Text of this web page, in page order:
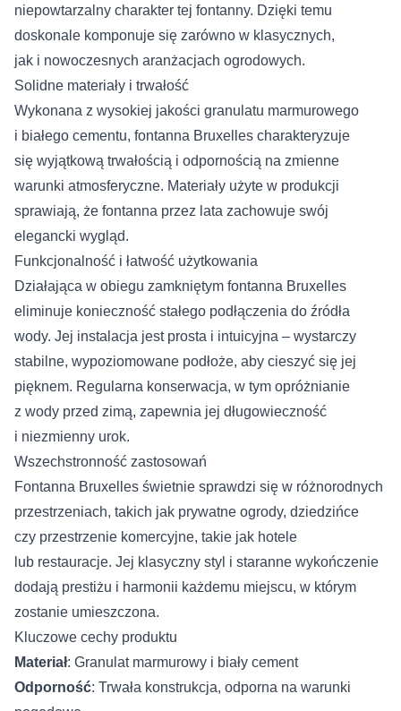
niepowtarzalny charakter tej fontanny. Dzięki temu
doskonale komponuje się zarówno w klasycznych,
jak i nowoczesnych aranżacjach ogrodowych.
Solidne materiały i trwałość
Wykonana z wysokiej jakości granulatu marmurowego
i białego cementu, fontanna Bruxelles charakteryzuje
się wyjątkową trwałością i odpornością na zmienne
warunki atmosferyczne. Materiały użyte w produkcji
sprawiają, że fontanna przez lata zachowuje swój
elegancki wygląd.
Funkcjonalność i łatwość użytkowania
Działająca w obiegu zamkniętym fontanna Bruxelles
eliminuje konieczność stałego podłączenia do źródła
wody. Jej instalacja jest prosta i intuicyjna – wystarczy
stabilne, wypoziomowane podłoże, aby cieszyć się jej
pięknem. Regularna konserwacja, w tym opróżnianie
z wody przed zimą, zapewnia jej długowieczność
i niezmienny urok.
Wszechstronność zastosowań
Fontanna Bruxelles świetnie sprawdzi się w różnorodnych
przestrzeniach, takich jak prywatne ogrody, dziedzińce
czy przestrzenie komercyjne, takie jak hotele
lub restauracje. Jej klasyczny styl i staranne wykończenie
dodają prestiżu i harmonii każdemu miejscu, w którym
zostanie umieszczona.
Kluczowe cechy produktu
Materiał: Granulat marmurowy i biały cement
Odporność: Trwała konstrukcja, odporna na warunki